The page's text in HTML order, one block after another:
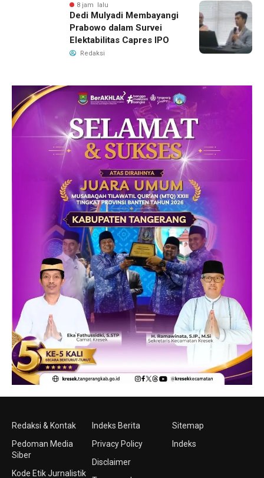
8 jam lalu
Dedi Mulyadi Membayangi
Prabowo dalam Survei
Elektabilitas Capres IPO
Redaksi
Redaksi & Kontak
Pedoman Media
Siber
Kode Etik Jurnalistik
Indeks Berita
Privacy Policy
Disclaimer
Sitemap
Indeks